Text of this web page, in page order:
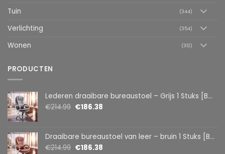
Tuin (344)
Verlichting (354)
Wonen (312)
PRODUCTEN
Lederen draaibare bureaustoel – Grijs 1 Stuks [BMD1107GY]
€214.99 €186.38
Draaibare bureaustoel van leer – bruin 1 Stuks [BMD1107BR]
€214.99 €186.38